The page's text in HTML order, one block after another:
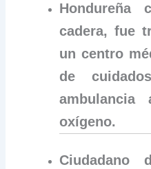
Hondureña
cadera, fue
un centro
de
ambulancia
oxígeno.
Ciudadano